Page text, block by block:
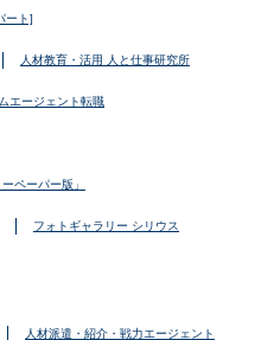
ート]
人材教育・活用 人と仕事研究所
エージェント転職
ペーパー版」
フォトギャラリー シリウス
人材派遣・紹介・戦力エージェント